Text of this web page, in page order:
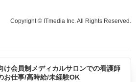
Copyright © ITmedia Inc. All Rights Reserved.
け会員制メディカルサロンでの看護師
お仕事/高時給/未経験OK